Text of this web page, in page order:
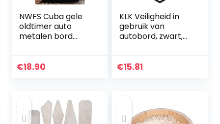
NWFS Cuba gele
oldtimer auto
metalen bord
teken gewelfd
€18.90
KLK Veiligheid in
gebruik van
autobord, zwart,
€15.81